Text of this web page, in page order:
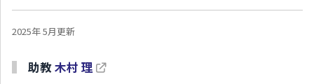
2025年 5月更新
助教木村 理